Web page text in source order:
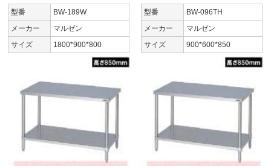
型番
BW-189W
メーカー
マルゼン
サイズ
1800*900*800
型番
BW-096TH
メーカー
マルゼン
サイズ
900*600*850